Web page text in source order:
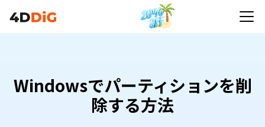
Windowsでパーティションを削
除する方法